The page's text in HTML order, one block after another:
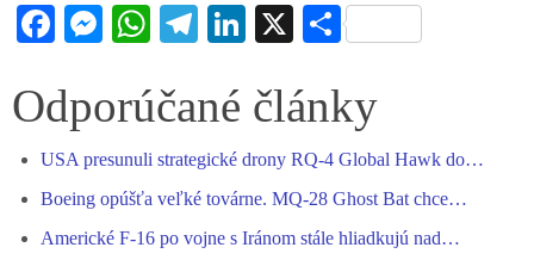
Fa
bo
ok
M
se
er
W
ts
pp
Te
gr
m
Li
ed
X S
re
Odporúčané články
USA presunuli strategické drony RQ-4 Global Hawk do…
Boeing opúšťa veľké továrne. MQ-28 Ghost Bat chce…
Americké F-16 po vojne s Iránom stále hliadkujú nad…